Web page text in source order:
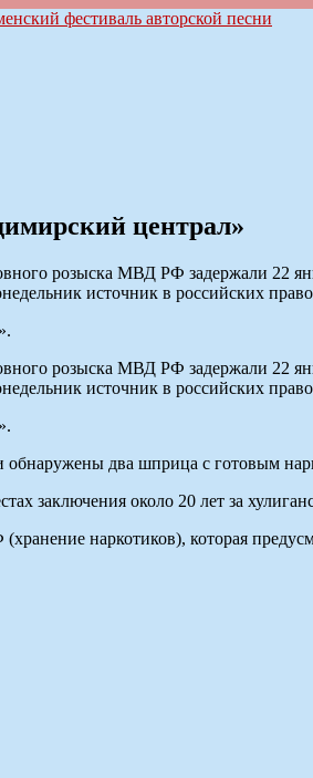
централ»
розыска МВД РФ задержали 22
источник в российских
розыска МВД РФ задержали 22
источник в российских
два шприца с готовым
заключения около 20 лет за
наркотиков), которая